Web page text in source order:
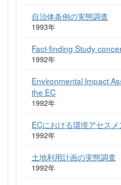
自治体条例の実態調査
1993年
Fact-finding Study
1992年
Environmental Impact
the EC
1992年
ECにおける環境アセス
1992年
土地利用計画の実態調査
1992年